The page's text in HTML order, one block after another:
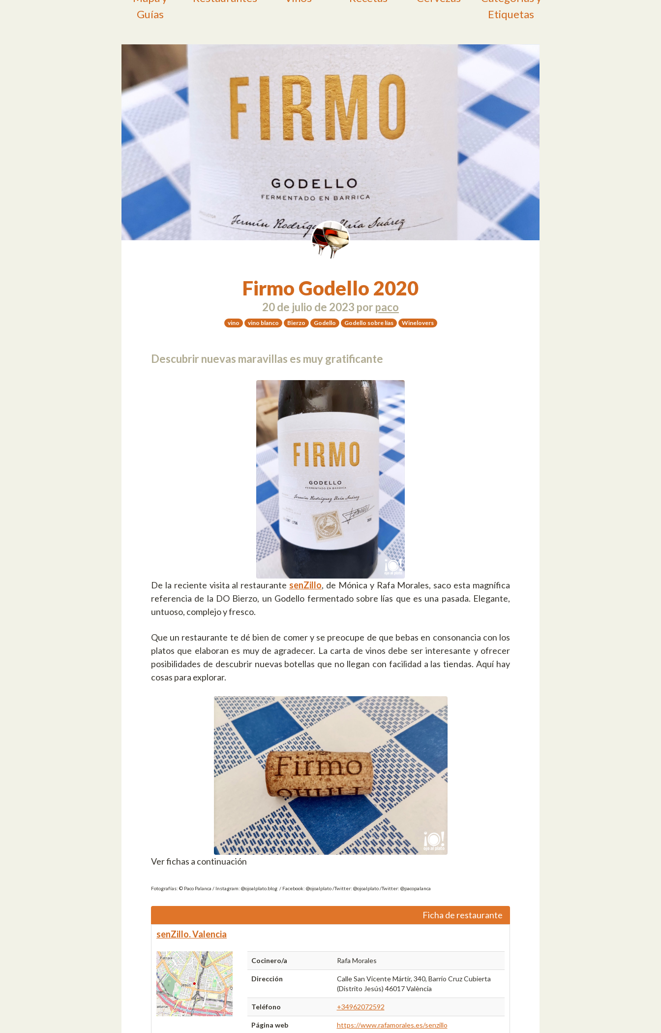
Guías
Etiquetas
Firmo Godello 2020
20 de julio de 2023 por paco
vino vino blanco Bierzo Godello Godello sobre lías Winelovers
Descubrir nuevas maravillas es muy gratificante
De la reciente visita al restaurante senZillo, de Mónica y Rafa Morales, saco esta magnífica
referencia de la DO Bierzo, un Godello fermentado sobre lías que es una pasada. Elegante,
untuoso, complejo y fresco.
Que un restaurante te dé bien de comer y se preocupe de que bebas en consonancia con los
platos que elaboran es muy de agradecer. La carta de vinos debe ser interesante y ofrecer
posibilidades de descubrir nuevas botellas que no llegan con facilidad a las tiendas. Aquí hay
cosas para explorar.
Ver fichas a continuación
Fotografías: © Paco Palanca / Instagram: @ojoalplato.blog / Facebook: @ojoalplato /Twitter: @ojoalplato /Twitter: @pacopalanca
Ficha de restaurante
senZillo. Valencia
Cocinero/a Rafa Morales
Dirección
Calle San Vicente Mártir, 340, Barrio Cruz Cubierta
(Distrito Jesús) 46017 València
Teléfono +34962072592
Página web https://www.rafamorales.es/senzillo